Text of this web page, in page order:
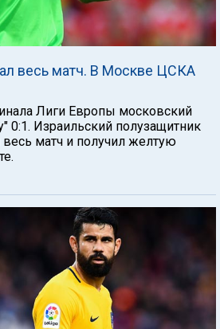
весь матч. В Москве ЦСКА
Лиги Европы московский
0:1. Израильский полузащитник
весь матч и получил желтую